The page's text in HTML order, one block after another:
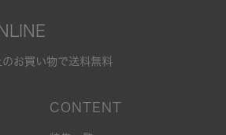
お買い物で送料無料